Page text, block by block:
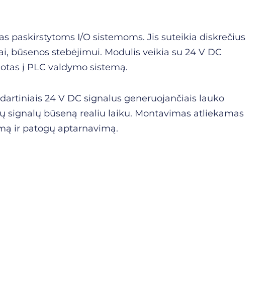
paskirstytoms I/O sistemoms. Jis suteikia diskrečius
stebėjimui. Modulis veikia su 24 V DC
į PLC valdymo sistemą.
24 V DC signalus generuojančiais lauko
signalų būseną realiu laiku. Montavimas atliekamas
ir patogų aptarnavimą.